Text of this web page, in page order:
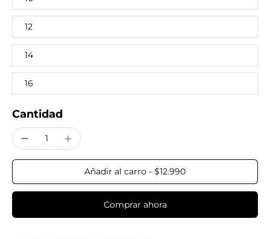
12
14
16
Cantidad
Añadir al carro - $12.990
Comprar ahora